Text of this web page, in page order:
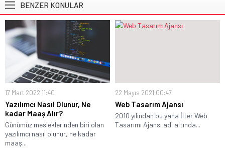
BENZER KONULAR
17 Mart 2022 11:40
Yazılımcı Nasıl Olunur, Ne
kadar Maaş Alır?
Günümüz mesleklerinden biri olan
yazılımcı nasıl olunur, ne kadar
maaş...
22 Mayıs 2021 00:47
Web Tasarım Ajansı
2010 yılından bu yana İlter Web
Tasarımı Ajansı adı altında...